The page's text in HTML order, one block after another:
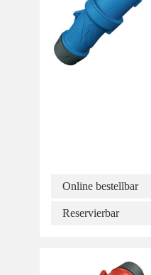
Online bestellbar
Reservierbar